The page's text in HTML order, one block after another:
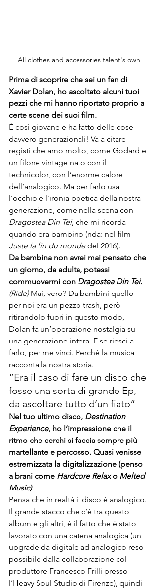
All clothes and accessories talent's own
Prima di scoprire che sei un fan di
Xavier Dolan, ho ascoltato alcuni tuoi
pezzi che mi hanno riportato proprio a
certe scene dei suoi film.
È così giovane e ha fatto delle cose
davvero generazionali! Va a citare
registi che amo molto, come Godard e
un filone vintage nato con il
technicolor, con l’enorme calore
dell’analogico. Ma per farlo usa
l’occhio e l’ironia poetica della nostra
generazione, come nella scena con
Dragostea Din Tei, che mi ricorda
quando era bambino (nda: nel film
Juste la fin du monde del 2016).
Da bambina non avrei mai pensato che
un giorno, da adulta, potessi
commuovermi con Dragostea Din Tei.
(Ride) Mai, vero? Da bambini quello
per noi era un pezzo trash, però
ritirandolo fuori in questo modo,
Dolan fa un’operazione nostalgia su
una generazione intera. E se riesci a
farlo, per me vinci. Perché la musica
racconta la nostra storia.
“Era il caso di fare un disco che
fosse una sorta di grande Ep,
da ascoltare tutto d’un fiato”
Nel tuo ultimo disco, Destination
Experience, ho l’impressione che il
ritmo che cerchi si faccia sempre più
martellante e percosso. Quasi venisse
estremizzata la digitalizzazione (penso
a brani come Hardcore Relax o Melted
Music).
Pensa che in realtà il disco è analogico.
Il grande stacco che c’è tra questo
album e gli altri, è il fatto che è stato
lavorato con una catena analogica (un
upgrade da digitale ad analogico reso
possibile dalla collaborazione col
produttore Francesco Frilli presso
l’Heavy Soul Studio di Firenze), quindi